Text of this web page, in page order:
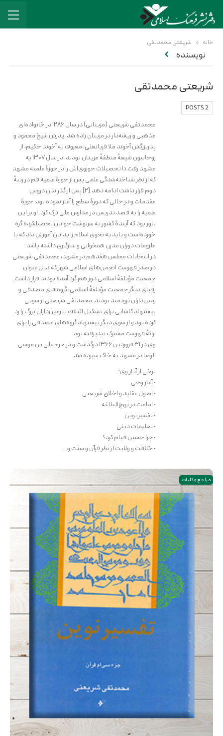
خانه شریعتی محمدتقی
نویسنده
شریعتی محمدتقی
2 POSTS
محمدتقی شریعتی (مزینانی) در سال ۱۲۸۶ در خانواده‌ای
مذهبی و ریشه‌دار در مزینان زاده شد. پدرش شیخ محمود و
پدربزرگش آخوند ملا قربانعلی، معروف به آخوند حکیم، از
روحانیون شیعهٔ منطقهٔ مزینان بودند. در سال ۱۳۰۷ به
مشهد رفت تا تحصیلات حوزوی‌اش را در حوزهٔ علمیه مشهد
که از نظر شناخته‌شدگی علمی پس از حوزهٔ علمیه قم در رتبهٔ
دوم قرار داشت ادامه دهد.[۲] پس از گذراندن دروس
مقدمات و در حالی که دورهٔ سطح را آغاز نموده بود، حوزهٔ
علمیه را به قصد تدریس در مدارس ملی ترک کرد. او بر این
باور بود که آیندهٔ کشور به سرنوشت جوانان تحصیلکرده گره
خورده‌است و باید به نحوی اسلام را بدانان آموزش داد که با
ملزومات دوران مدرن همخوانی و سازگاری داشته باشد.
در انتخابات مجلس هفدهم در مشهد، محمدتقی شریعتی
در صدر فهرست انجمن‌های اسلامی شهر که ذیل عنوان
جمعیت مؤتلفهٔ اسلامی دور هم گرد آمده بودند قرار داشت.
رقبای دیگر جمعیت مؤتلفهٔ اسلامی، گروه‌های مصدقی و
زمین‌داران ثروتمند بودند. محمدتقی شریعتی از سویی
پیشنهاد کاشانی برای تشکیل ائتلاف با زمین‌داران بزرگ را رد
کرده بود و از سوی دیگر پیشنهاد گروه‌های مصدقی را برای
ارائهٔ فهرست مشترک نپذیرفته بود.
وی در ۳۱ فروردین ۱۳۶۶ درگذشت و در حرم علی بن موسی
الرضا در مشهد به خاک سپرده شد.
برخی از آثار وی:
• آغاز وحی
• اصول عقاید و اخلاق شریعتی
• امامت در نهج‌البلاغه
• تفسیر نوین
• تعلیمات دینی
• چرا حسین قیام کرد؟
• خلافت و ولایت از نظر قرآن و سنت و...
مراجع و کلیات